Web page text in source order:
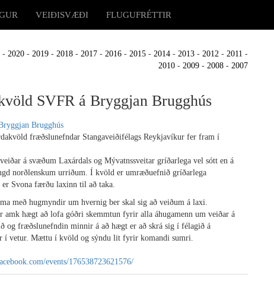
VEIÐISVÆÐI FLUGUFRÉTTIR
- 2020 - 2019 - 2018 - 2017 - 2016 - 2015 - 2014 - 2013 - 2012 - 2011 -
2010 - 2009 - 2008 - 2007
SVFR á Bryggjan Brugghús
fræðslunefndar Stangaveiðifélags Reykjavíkur fer fram í
á svæðum Laxárdals og Mývatnssveitar gríðarlega vel sótt en á
norðlenskum urriðum. Í kvöld er umræðuefnið gríðarlega
Svona færðu laxinn til að taka.
með hugmyndir um hvernig ber skal sig að veiðum á laxi.
hægt að lofa góðri skemmtun fyrir alla áhugamenn um veiðar á
og fræðslunefndin minnir á að hægt er að skrá sig í félagið á
í vetur. Mættu í kvöld og sýndu lit fyrir komandi sumri.
events/176538723621576/